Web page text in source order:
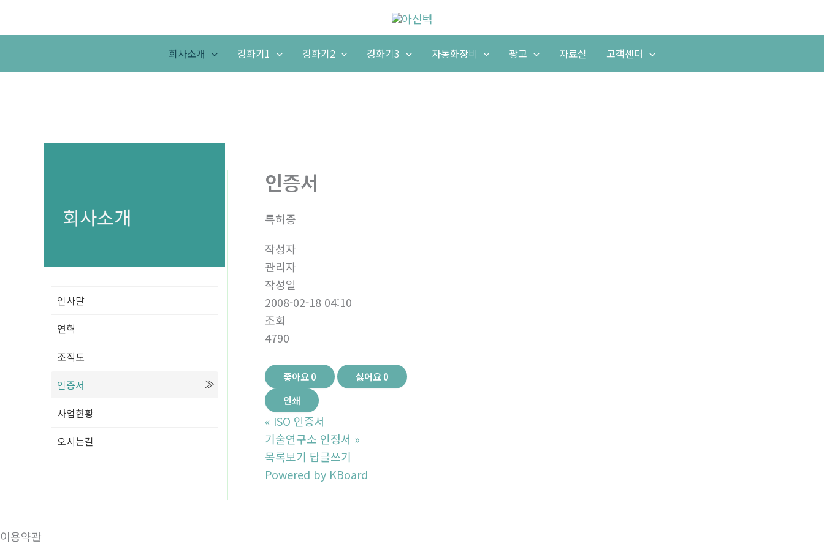
회사소개 경화기1 경화기2 경화기3 자동화장비 광고 자료실 고객센터
회사소개
인사말
연혁
조직도
인증서
사업현황
오시는길
인증서
특허증
작성자
관리자
작성일
2008-02-18 04:10
조회
4790
좋아요0 싫어요0
인쇄
« ISO 인증서
기술연구소 인정서 »
목록보기 답글쓰기
Powered by KBoard
이용약관